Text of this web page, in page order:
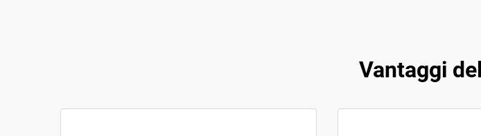
Vantaggi